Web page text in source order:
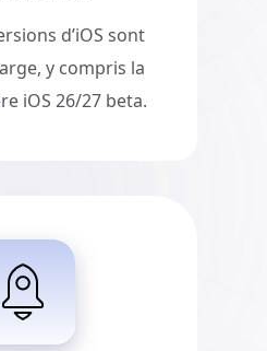
d’iOS sont
y compris la
iOS 26/27 beta.